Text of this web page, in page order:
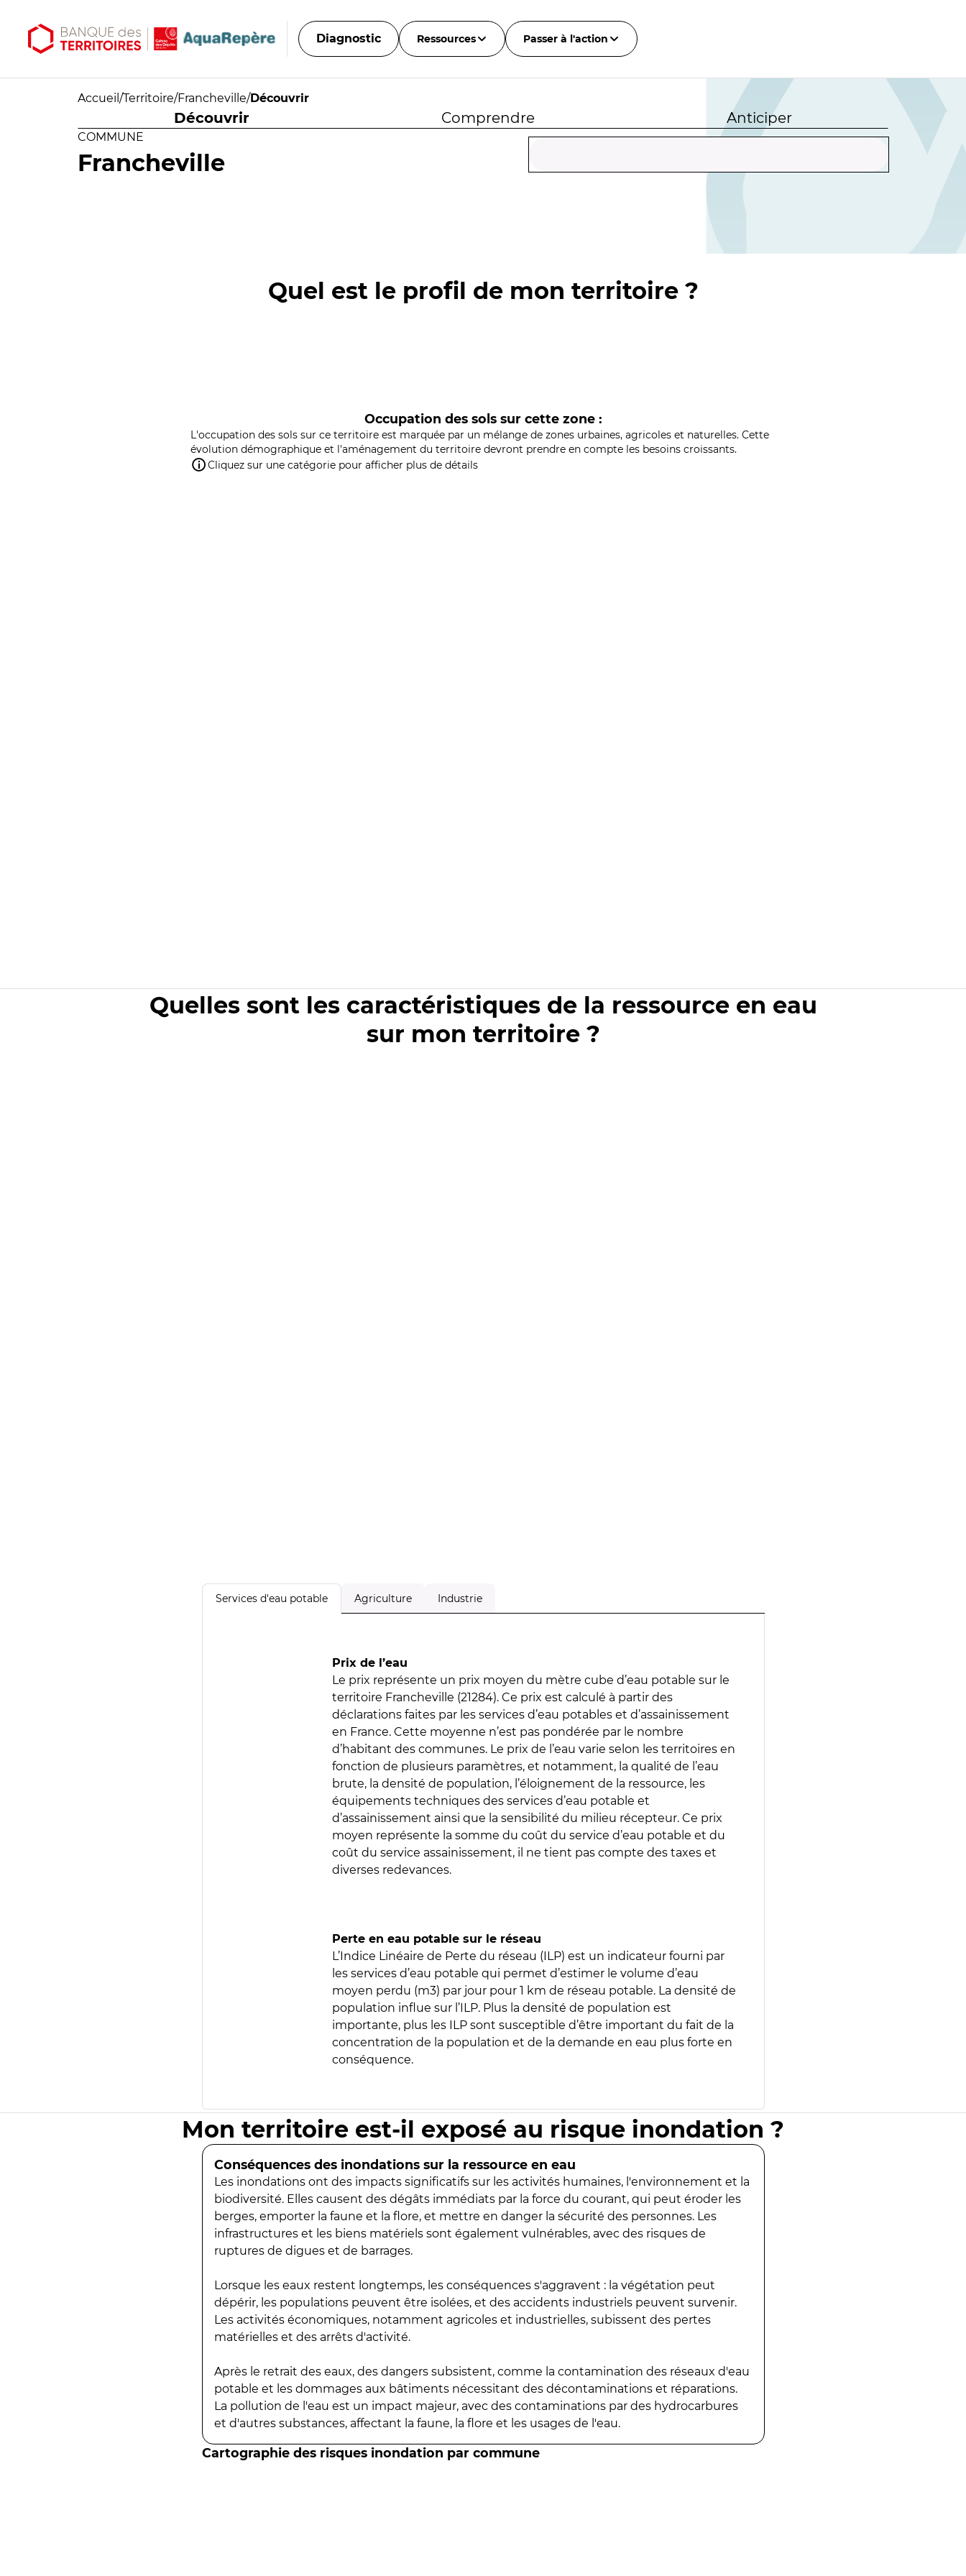
Diagnostic Ressources Passer à l'action
Accueil /Territoire/Francheville/Découvrir
Découvrir Comprendre Anticiper
COMMUNE
Francheville
Quel est le profil de mon territoire ?
Occupation des sols sur cette zone :
L'occupation des sols sur ce territoire est marquée par un mélange de zones urbaines, agricoles et naturelles. Cette
évolution démographique et l'aménagement du territoire devront prendre en compte les besoins croissants.
Cliquez sur une catégorie pour afficher plus de détails
Quelles sont les caractéristiques de la ressource en eau
sur mon territoire ?
Services d'eau potable Agriculture Industrie
Prix de l’eau
Le prix représente un prix moyen du mètre cube d’eau potable sur le
territoire Francheville (21284). Ce prix est calculé à partir des
déclarations faites par les services d’eau potables et d’assainissement
en France. Cette moyenne n’est pas pondérée par le nombre
d’habitant des communes. Le prix de l’eau varie selon les territoires en
fonction de plusieurs paramètres, et notamment, la qualité de l’eau
brute, la densité de population, l’éloignement de la ressource, les
équipements techniques des services d’eau potable et
d’assainissement ainsi que la sensibilité du milieu récepteur. Ce prix
moyen représente la somme du coût du service d’eau potable et du
coût du service assainissement, il ne tient pas compte des taxes et
diverses redevances.
Perte en eau potable sur le réseau
L’Indice Linéaire de Perte du réseau (ILP) est un indicateur fourni par
les services d’eau potable qui permet d’estimer le volume d’eau
moyen perdu (m3) par jour pour 1 km de réseau potable. La densité de
population influe sur l’ILP. Plus la densité de population est
importante, plus les ILP sont susceptible d’être important du fait de la
concentration de la population et de la demande en eau plus forte en
conséquence.
Mon territoire est-il exposé au risque inondation ?
Conséquences des inondations sur la ressource en eau
Les inondations ont des impacts significatifs sur les activités humaines, l'environnement et la
biodiversité. Elles causent des dégâts immédiats par la force du courant, qui peut éroder les
berges, emporter la faune et la flore, et mettre en danger la sécurité des personnes. Les
infrastructures et les biens matériels sont également vulnérables, avec des risques de
ruptures de digues et de barrages.
Lorsque les eaux restent longtemps, les conséquences s'aggravent : la végétation peut
dépérir, les populations peuvent être isolées, et des accidents industriels peuvent survenir.
Les activités économiques, notamment agricoles et industrielles, subissent des pertes
matérielles et des arrêts d'activité.
Après le retrait des eaux, des dangers subsistent, comme la contamination des réseaux d'eau
potable et les dommages aux bâtiments nécessitant des décontaminations et réparations.
La pollution de l'eau est un impact majeur, avec des contaminations par des hydrocarbures
et d'autres substances, affectant la faune, la flore et les usages de l'eau.
Cartographie des risques inondation par commune